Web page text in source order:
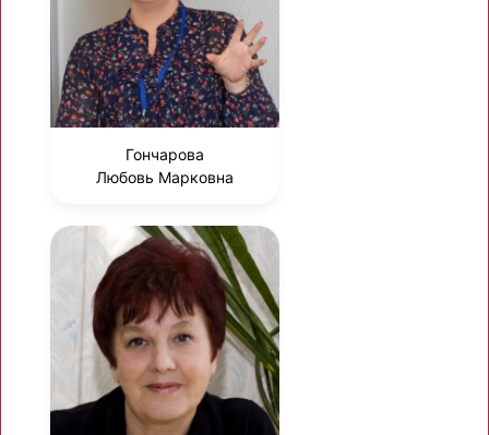
Гончарова
Любовь Марковна